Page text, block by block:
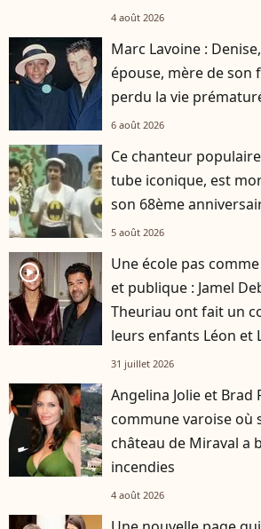
4 août 2026
Marc Lavoine :
épouse, mère de son
perdu la vie
6 août 2026
Ce chanteur
tube iconique, est
son 68ème
5 août 2026
player2
Une école pas
et publique : Jamel
Theuriau ont fait un
leurs enfants Léon et
31 juillet 2026
Angelina Jolie et Brad
commune varoise où
château de Miraval a
incendies
4 août 2026